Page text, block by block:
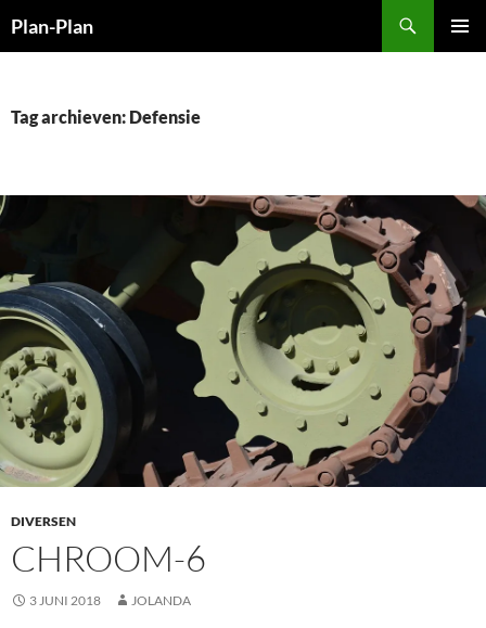
naar
Plan-Plan
Tag archieven: Defensie
DIVERSEN
CHROOM-6
3 JUNI 2018 JOLANDA